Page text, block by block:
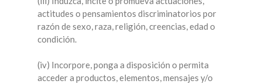
actitudes o pensamientos discriminatorios por
razón de sexo, raza, religión, creencias, edad o
condición.
(iv) Incorpore, ponga a disposición o permita
acceder a productos, elementos, mensajes y/o